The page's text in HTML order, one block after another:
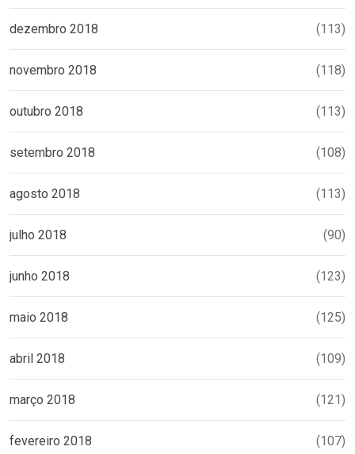
dezembro 2018 (113)
novembro 2018 (118)
outubro 2018 (113)
setembro 2018 (108)
agosto 2018 (113)
julho 2018 (90)
junho 2018 (123)
maio 2018 (125)
abril 2018 (109)
março 2018 (121)
fevereiro 2018 (107)